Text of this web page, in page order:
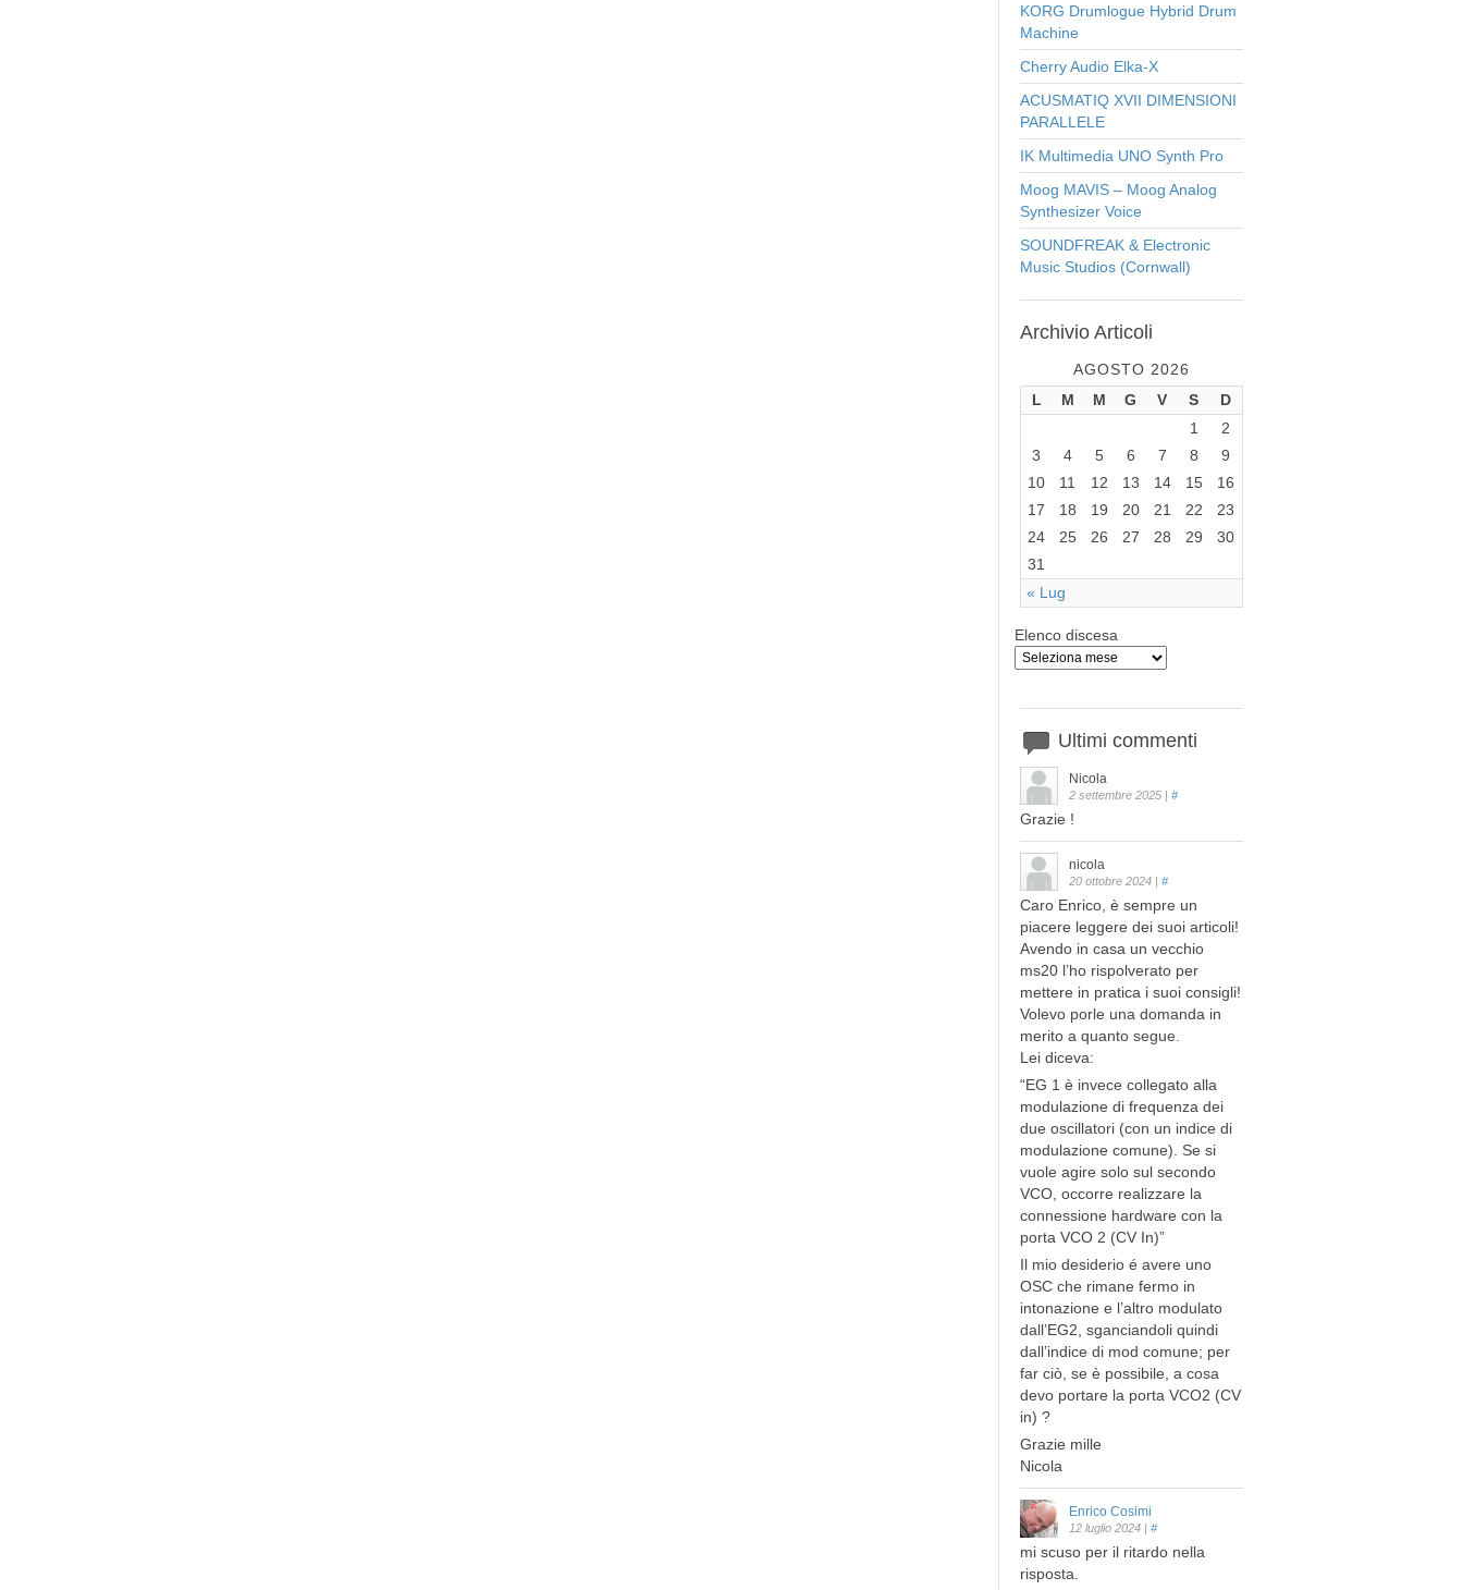
KORG Drumlogue Hybrid Drum
Machine
Cherry Audio Elka-X
ACUSMATIQ XVII DIMENSIONI
PARALLELE
IK Multimedia UNO Synth Pro
Moog MAVIS – Moog Analog
Synthesizer Voice
SOUNDFREAK & Electronic
Music Studios (Cornwall)
Archivio Articoli
AGOSTO 2026
L
M M G V S D
« Lug
1
2
3
4 5 6 7 8
9
10
11 12 13 14 15
16
17
18 19 20 21 22
23
24
25 26 27 28 29
30
31
Elenco discesa
Ultimi commenti
Nicola
2 settembre 2025 | #
Grazie !
nicola
20 ottobre 2024 | #
Caro Enrico, è sempre un
piacere leggere dei suoi articoli!
Avendo in casa un vecchio
ms20 l’ho rispolverato per
mettere in pratica i suoi consigli!
Volevo porle una domanda in
merito a quanto segue.
Lei diceva:
“EG 1 è invece collegato alla
modulazione di frequenza dei
due oscillatori (con un indice di
modulazione comune). Se si
vuole agire solo sul secondo
VCO, occorre realizzare la
connessione hardware con la
porta VCO 2 (CV In)”
Il mio desiderio é avere uno
OSC che rimane fermo in
intonazione e l’altro modulato
dall’EG2, sganciandoli quindi
dall’indice di mod comune; per
far ciò, se è possibile, a cosa
devo portare la porta VCO2 (CV
in) ?
Grazie mille
Nicola
Enrico Cosimi
12 luglio 2024 | #
mi scuso per il ritardo nella
risposta.